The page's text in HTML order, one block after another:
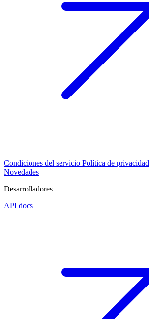
Condiciones del servicio Política de privacidad
Novedades
Desarrolladores
API docs